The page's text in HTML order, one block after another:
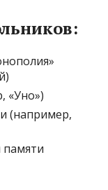
«Уно»)
(например,
памяти